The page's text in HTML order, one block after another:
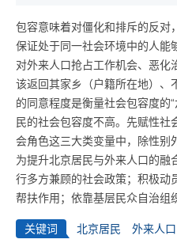
包容意味着对僵化和排斥的反对
保证处于同一社会环境中的人能
对外来人口抢占工作机会、恶化
该返回其家乡（户籍所在地）、
的同意程度是衡量社会包容度的
民的社会包容度不高。先赋性社
会角色这三大类变量中，除性别
为提升北京居民与外来人口的融
行多方兼顾的社会政策；积极动
帮扶作用；依靠基层民众自治组
关键词 北京居民 外来人口